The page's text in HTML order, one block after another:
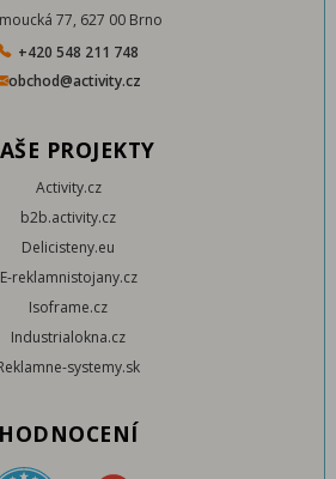
77, 627 00 Brno
+420 548 211 748
obchod@activity.cz
PROJEKTY
Activity.cz
b2b.activity.cz
Delicisteny.eu
E-reklamnistojany.cz
Isoframe.cz
Industrialokna.cz
systemy.sk
HODNOCENÍ